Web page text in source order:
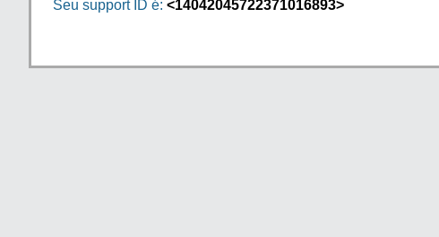
Seu support ID é: <14042045722371016893>